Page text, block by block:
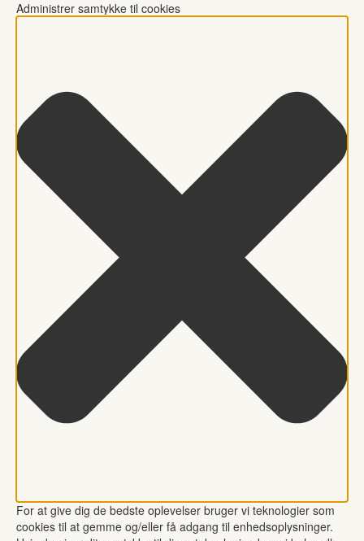
Administrer samtykke til cookies
For at give dig de bedste oplevelser bruger vi teknologier som
cookies til at gemme og/eller få adgang til enhedsoplysninger.